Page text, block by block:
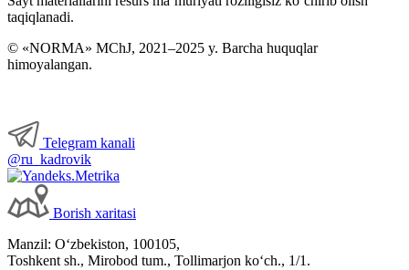
taqiqlanadi.
© «NORMA» MChJ, 2021–2025 y. Barcha huquqlar
himoyalangan.
Telegram kanali
@ru_kadrovik
Borish хaritasi
Manzil: Oʻzbekiston, 100105,
Toshkent sh., Mirobod tum., Tollimarjon koʻch., 1/1.